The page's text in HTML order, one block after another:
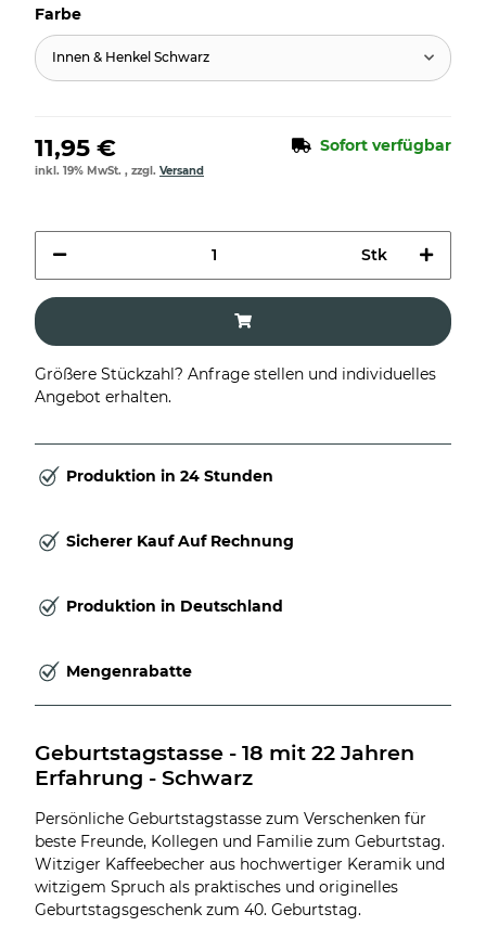
Farbe
Innen & Henkel Schwarz
11,95 € Sofort verfügbar
inkl. 19% MwSt. , zzgl. Versand
Stk
Größere Stückzahl? Anfrage stellen und individuelles
Angebot erhalten.
Produktion in 24 Stunden
Sicherer Kauf Auf Rechnung
Produktion in Deutschland
Mengenrabatte
Geburtstagstasse - 18 mit 22 Jahren
Erfahrung - Schwarz
Persönliche Geburtstagstasse zum Verschenken für
beste Freunde, Kollegen und Familie zum Geburtstag.
Witziger Kaffeebecher aus hochwertiger Keramik und
witzigem Spruch als praktisches und originelles
Geburtstagsgeschenk zum 40. Geburtstag.